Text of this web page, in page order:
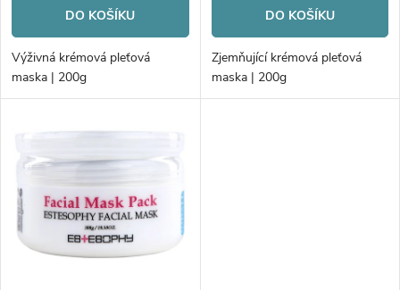
o
d
u
k
t
ů
o
d
k
t
ů
DO KOŠÍKU
Výživná krémová pleťová
maska | 200g
DO KOŠÍKU
Zjemňující krémová pleťová
maska | 200g